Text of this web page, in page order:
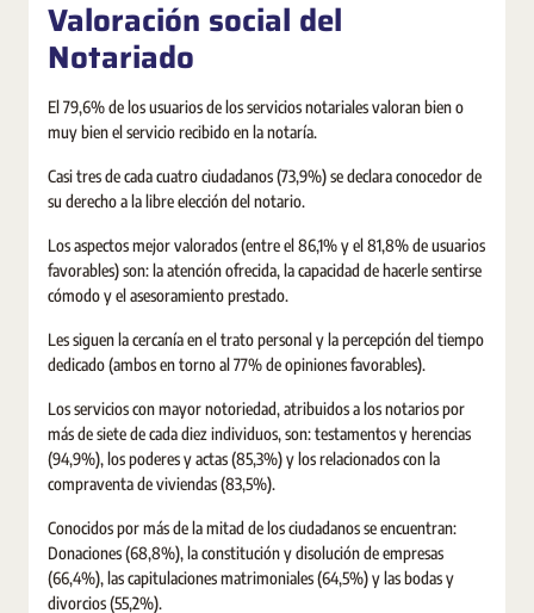
Valoración social del
Notariado
El 79,6% de los usuarios de los servicios notariales valoran bien o
muy bien el servicio recibido en la notaría.
Casi tres de cada cuatro ciudadanos (73,9%) se declara conocedor de
su derecho a la libre elección del notario.
Los aspectos mejor valorados (entre el 86,1% y el 81,8% de usuarios
favorables) son: la atención ofrecida, la capacidad de hacerle sentirse
cómodo y el asesoramiento prestado.
Les siguen la cercanía en el trato personal y la percepción del tiempo
dedicado (ambos en torno al 77% de opiniones favorables).
Los servicios con mayor notoriedad, atribuidos a los notarios por
más de siete de cada diez individuos, son: testamentos y herencias
(94,9%), los poderes y actas (85,3%) y los relacionados con la
compraventa de viviendas (83,5%).
Conocidos por más de la mitad de los ciudadanos se encuentran:
Donaciones (68,8%), la constitución y disolución de empresas
(66,4%), las capitulaciones matrimoniales (64,5%) y las bodas y
divorcios (55,2%).